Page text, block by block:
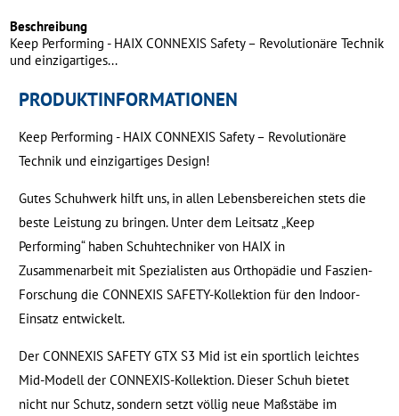
Beschreibung
Keep Performing - HAIX CONNEXIS Safety – Revolutionäre Technik
und einzigartiges...
PRODUKTINFORMATIONEN
Keep Performing - HAIX CONNEXIS Safety – Revolutionäre
Technik und einzigartiges Design!
Gutes Schuhwerk hilft uns, in allen Lebensbereichen stets die
beste Leistung zu bringen. Unter dem Leitsatz „Keep
Performing“ haben Schuhtechniker von HAIX in
Zusammenarbeit mit Spezialisten aus Orthopädie und Faszien-
Forschung die CONNEXIS SAFETY-Kollektion für den Indoor-
Einsatz entwickelt.
Der CONNEXIS SAFETY GTX S3 Mid ist ein sportlich leichtes
Mid-Modell der CONNEXIS-Kollektion. Dieser Schuh bietet
nicht nur Schutz, sondern setzt völlig neue Maßstäbe im